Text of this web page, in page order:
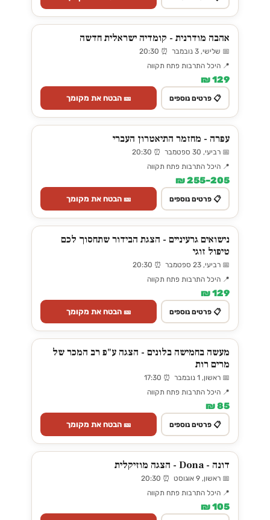
אהבה מודרנית - קומדיה ישראלית חדשה
📅 שלישי, 3 נובמבר ⏰ 20:30
📍 היכל התרבות פתח תקווה
129 ₪
📋 פרטים נוספים 🎫 הבטח את מקומך
עפרה - מחזמר התיאטרון העברי
📅 רביעי, 30 ספטמבר ⏰ 20:30
📍 היכל התרבות פתח תקווה
205–255 ₪
📋 פרטים נוספים 🎫 הבטח את מקומך
נישואים גרעיניים - הצגת הבידור שתחסוך לכם
טיפול זוגי
📅 רביעי, 23 ספטמבר ⏰ 20:30
📍 היכל התרבות פתח תקווה
129 ₪
📋 פרטים נוספים 🎫 הבטח את מקומך
מעשה בחמישה בלונים - הצגה ע"פ רב המכר של
מרים רות
📅 ראשון, 1 נובמבר ⏰ 17:30
📍 היכל התרבות פתח תקווה
85 ₪
📋 פרטים נוספים 🎫 הבטח את מקומך
דונה - Dona - הצגה מוזיקלית
📅 ראשון, 9 אוגוסט ⏰ 20:30
📍 היכל התרבות פתח תקווה
105 ₪